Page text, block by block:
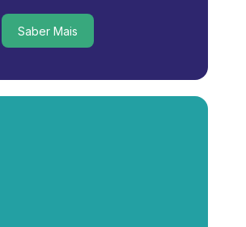
Saber Mais
Saber Mais